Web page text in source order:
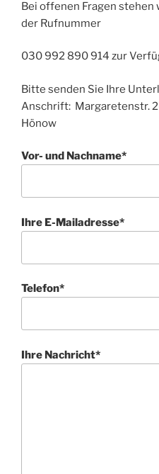
Bei offenen Fragen
der Rufnummer
030 992 890 914 zur
Bitte senden Sie Ihre
Anschrift: Margaretenstr.
Hönow
Vor- und Nachname*
Ihre E-Mailadresse*
Telefon*
Ihre Nachricht*